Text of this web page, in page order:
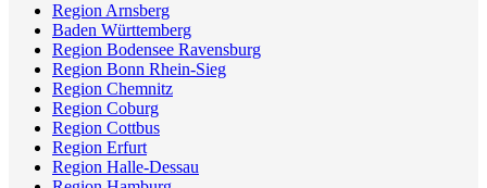
Region Arnsberg
Baden Württemberg
Region Bodensee Ravensburg
Region Bonn Rhein-Sieg
Region Chemnitz
Region Coburg
Region Cottbus
Region Erfurt
Region Halle-Dessau